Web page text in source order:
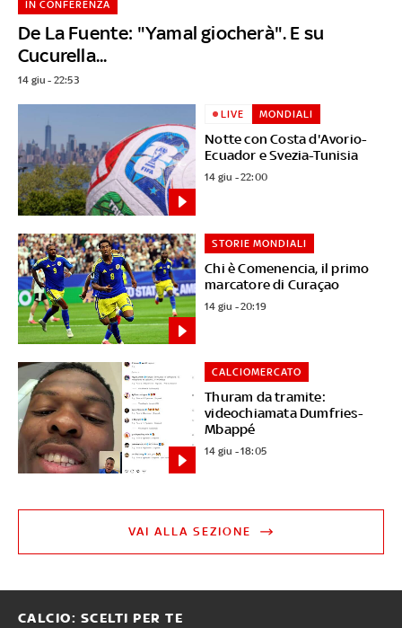
De La Fuente: "Yamal giocherà". E su
Cucurella...
IN CONFERENZA
14 giu - 22:53
Notte con Costa d'Avorio-
Ecuador e Svezia-Tunisia
LIVE MONDIALI
14 giu - 22:00
Chi è Comenencia, il primo
marcatore di Curaçao
STORIE MONDIALI
14 giu - 20:19
Thuram da tramite:
videochiamata Dumfries-
Mbappé
CALCIOMERCATO
14 giu - 18:05
VAI ALLA SEZIONE
CALCIO: SCELTI PER TE